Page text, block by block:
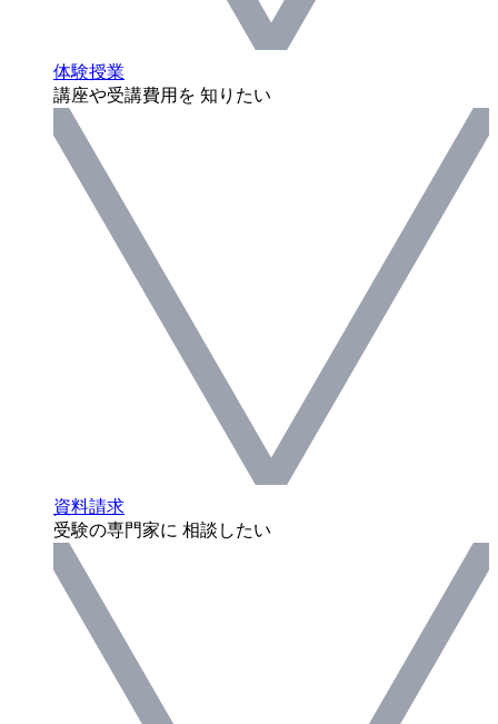
体験授業
講座や受講費用を 知りたい
資料請求
受験の専門家に 相談したい